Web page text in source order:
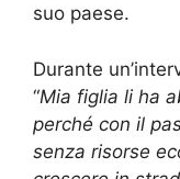
suo paese.
Durante
“Mia figlia li ha
perché con il
senza risorse